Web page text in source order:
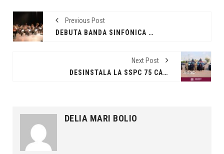
Previous Post
DEBUTA BANDA SINFÓNICA DEL GOBIERNO DEL ESTADO EN EL TEATRO ESPERANZA IRIS
Next Post
DESINSTALA LA SSPC 75 CÁMARAS ‘PARÁSITOS’
DELIA MARI BOLIO